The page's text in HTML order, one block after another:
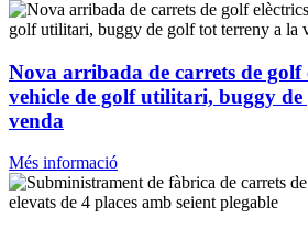
Nova arribada de carrets de golf
vehicle de golf utilitari, buggy
venda
Més informació